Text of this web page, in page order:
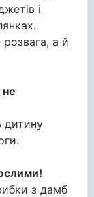
і
а й
не
дитину
з дамб